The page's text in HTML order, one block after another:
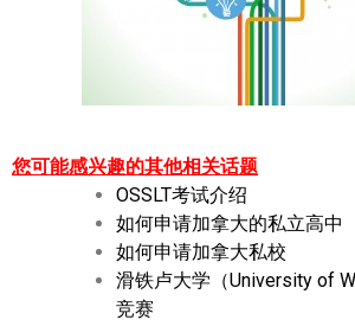
您可能感兴趣的其他相关话题
OSSLT考试介绍
如何申请加拿大的私立高中
如何申请加拿大私校
滑铁卢大学（University of
竞赛